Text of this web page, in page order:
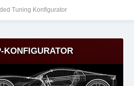
Tuning Konfigurator
KONFIGURATOR